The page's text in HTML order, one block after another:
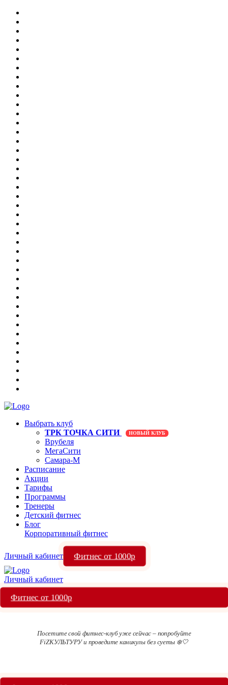
Выбрать клуб
ТРК ТОЧКА СИТИ
НОВЫЙ КЛУБ
Врубеля
МегаСити
Самара-М
Расписание
Акции
Тарифы
Программы
Тренеры
Детский фитнес
Блог
Корпоративный фитнес
Личный кабинет Фитнес от 1000р
Личный кабинет
Фитнес от 1000р
Посетите свой фитнес-клуб уже сейчас – попробуйте
FiZКУЛЬТУРУ и проведите каникулы без суеты ❄️🤍